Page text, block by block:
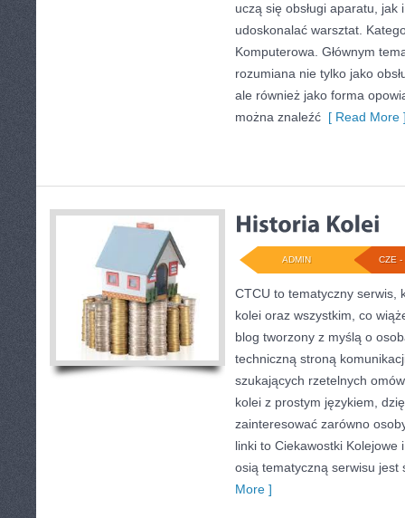
uczą się obsługi aparatu, jak
udoskonalać warsztat.
Komputerowa. Głównym
rozumiana nie tylko jako
ale również jako forma
można znaleźć [ Read More
CZE -
ADMIN
CTCU to tematyczny serwis,
kolei oraz wszystkim, co
blog tworzony z myślą o
techniczną stroną
szukających rzetelnych
kolei z prostym językiem,
zainteresować zarówno
linki to Ciekawostki Kolejowe
osią tematyczną serwisu jest
More ]